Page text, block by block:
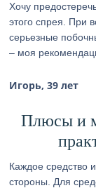
Хочу
этого спрея. При
серьезные
– моя
Игорь, 39 лет
Плюсы и
Каждое средство
стороны. Для